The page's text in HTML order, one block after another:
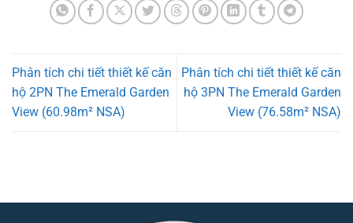
Phân tích chi tiết thiết kế căn
hộ 2PN The Emerald Garden
View (60.98m² NSA)
Phân tích chi tiết thiết kế căn
hộ 3PN The Emerald Garden
View (76.58m² NSA)